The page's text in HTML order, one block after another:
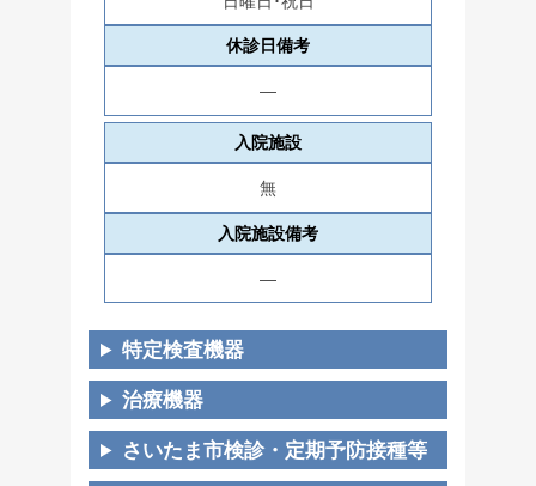
休診日備考
―
入院施設
無
入院施設備考
―
特定検査機器
治療機器
さいたま市検診・定期予防接種等